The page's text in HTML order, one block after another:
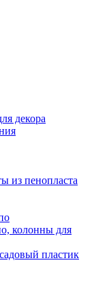
декора
из пенопласта
колонны для
пластик